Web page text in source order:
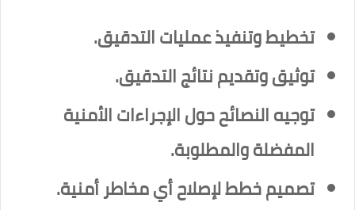
تخطيط وتنفيذ عمليات التدقيق.
توثيق وتقديم نتائج التدقيق.
توجيه النصائح حول الإجراءات الأمنية
المفضلة والمطلوبة.
تصميم خطط لإصلاح أي مخاطر أمنية.